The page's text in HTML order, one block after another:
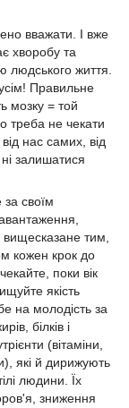
вважати. І вже
хворобу та
людського життя.
Правильне
мозку = той
треба не чекати
нас самих, від
залишатися
своїм
тим,
кожен крок до
поки вік
якість
на молодість за
білків і
(вітаміни,
які й дирижують
людини. Їх
зниження